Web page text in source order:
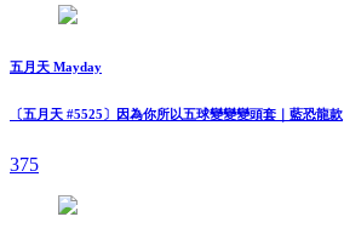
五月天 Mayday
〔五月天 #5525〕因為你所以五球變變變頭套｜藍恐龍款
375